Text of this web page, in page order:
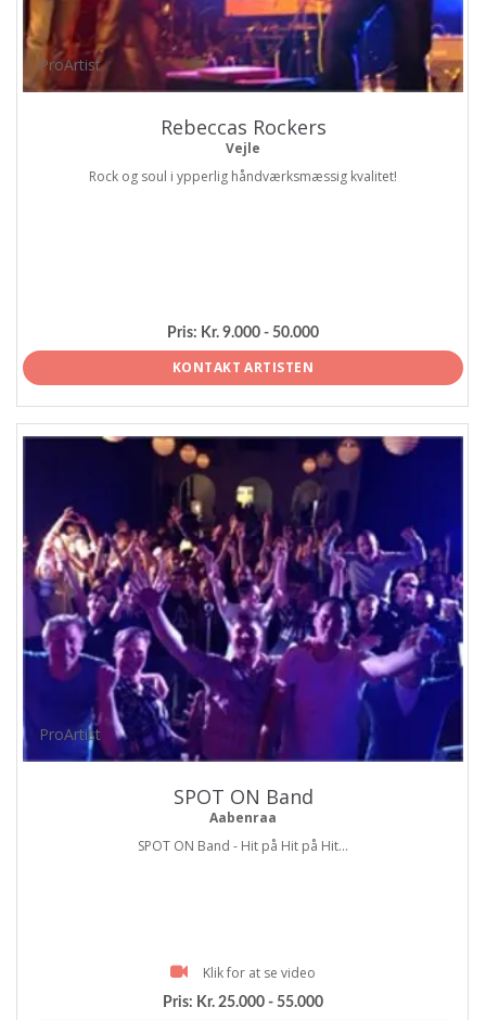
ProArtist
Rebeccas Rockers
Vejle
Rock og soul i ypperlig håndværksmæssig kvalitet!
Pris: Kr. 9.000 - 50.000
KONTAKT ARTISTEN
ProArtist
SPOT ON Band
Aabenraa
SPOT ON Band - Hit på Hit på Hit...
Klik for at se video
Pris: Kr. 25.000 - 55.000